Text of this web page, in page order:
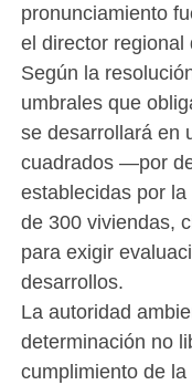
pronunciamiento
el director regional
Según la
umbrales que
se desarrollará en
cuadrados —por
establecidas por
de 300 viviendas,
para exigir
desarrollos.
La autoridad
determinación no
cumplimiento de